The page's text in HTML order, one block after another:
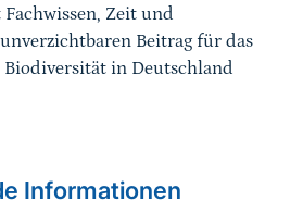
Zeit und
Beitrag für das
in Deutschland
Informationen